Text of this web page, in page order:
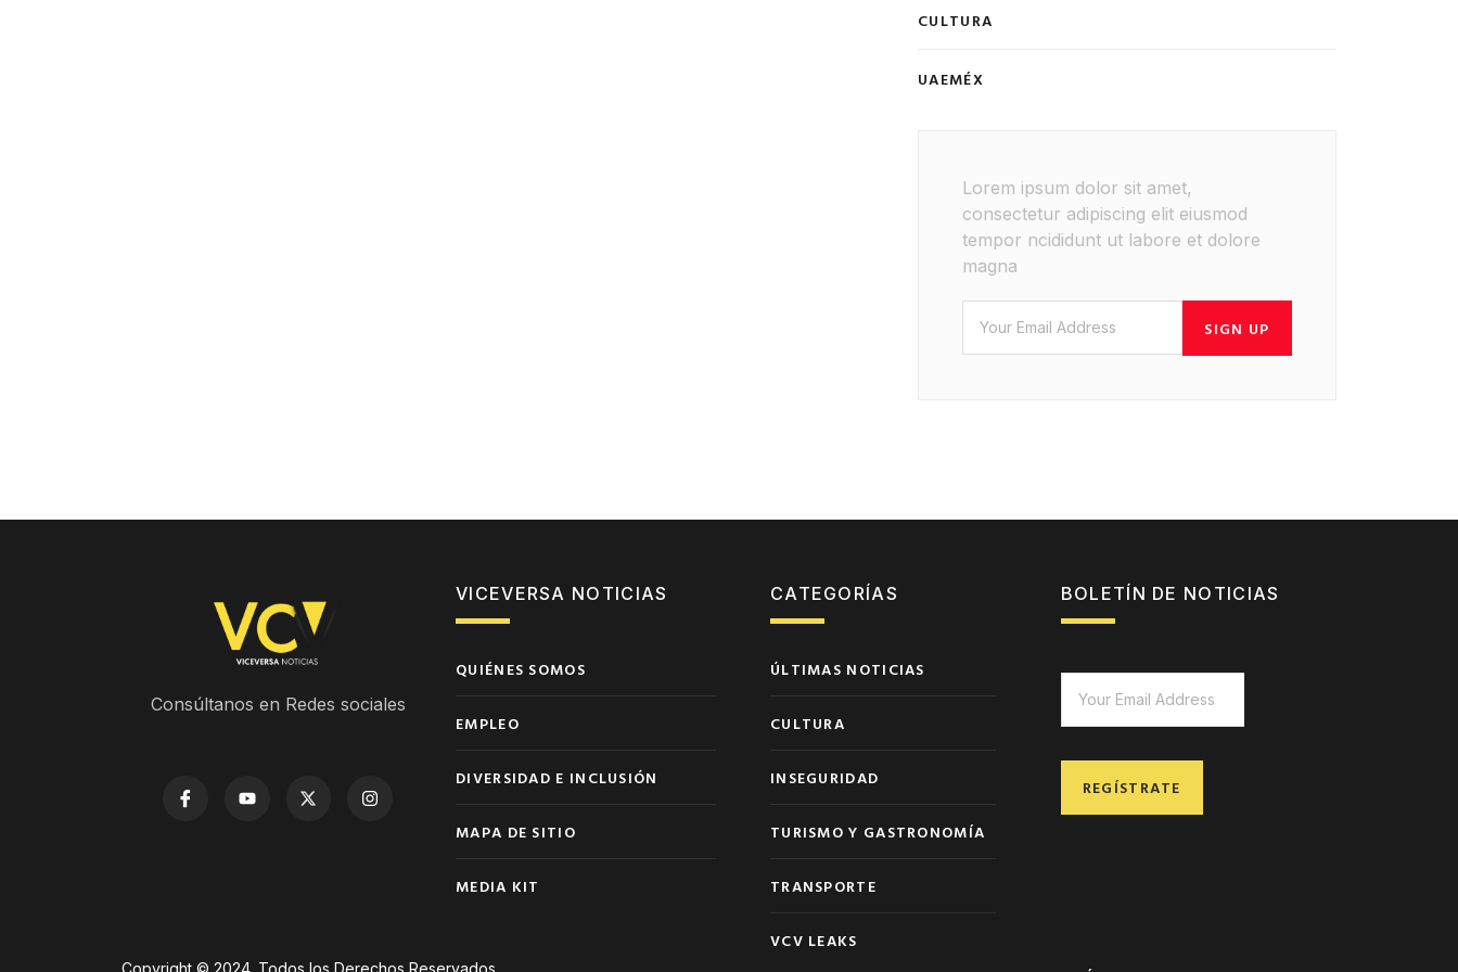
CULTURA
UAEMÉX
Lorem ipsum dolor sit amet,
consectetur adipiscing elit eiusmod
tempor ncididunt ut labore et dolore
magna
SIGN UP
Consúltanos en Redes sociales
VICEVERSA NOTICIAS
QUIÉNES SOMOS
EMPLEO
DIVERSIDAD E INCLUSIÓN
MAPA DE SITIO
MEDIA KIT
CATEGORÍAS
ÚLTIMAS NOTICIAS
CULTURA
INSEGURIDAD
TURISMO Y GASTRONOMÍA
TRANSPORTE
VCV LEAKS
BOLETÍN DE NOTICIAS
REGÍSTRATE
Copyright © 2024. Todos los Derechos Reservados.